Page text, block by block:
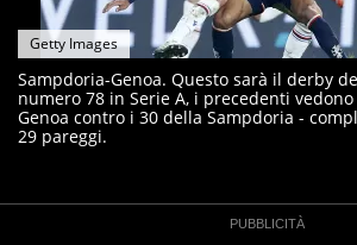
Getty Images
Sampdoria-Genoa. Questo sarà il derby
numero 78 in Serie A, i precedenti
Genoa contro i 30 della Sampdoria -
29 pareggi.